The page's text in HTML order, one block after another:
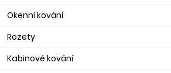
Okenní kování
Rozety
Kabinové kování